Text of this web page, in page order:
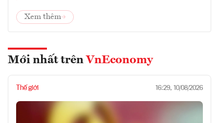
Xem thêm
Mới nhất trên VnEconomy
Thế giới 16:29, 10/08/2026